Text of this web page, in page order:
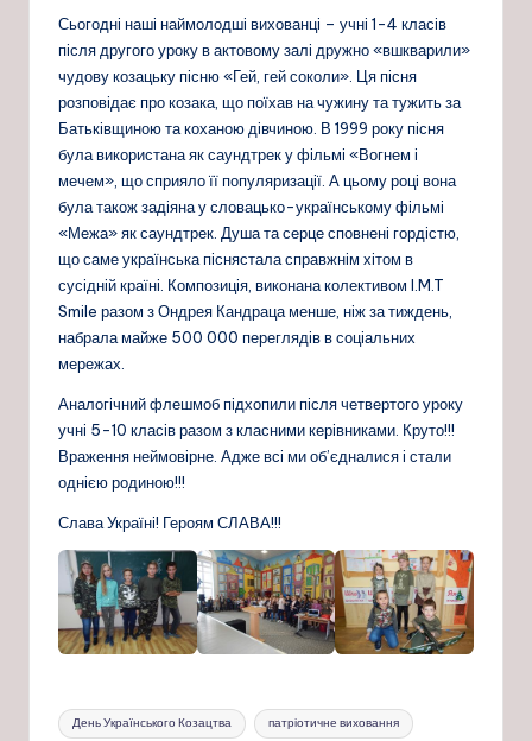
Сьогодні наші наймолодші вихованці – учні 1-4 класів
після другого уроку в актовому залі дружно «вшкварили»
чудову козацьку пісню «Гей, гей соколи». Ця пісня
розповідає про козака, що поїхав на чужину та тужить за
Батьківщиною та коханою дівчиною. В 1999 року пісня
була використана як саундтрек у фільмі «Вогнем і
мечем», що сприяло її популяризації. А цьому році вона
була також задіяна у словацько-українському фільмі
«Межа» як саундтрек. Душа та серце сповнені гордістю,
що саме українська піснястала справжнім хітом в
сусідній країні. Композиція, виконана колективом I.M.T
Smile разом з Ондрея Кандраца менше, ніж за тиждень,
набрала майже 500 000 переглядів в соціальних
мережах.
Аналогічний флешмоб підхопили після четвертого уроку
учні 5-10 класів разом з класними керівниками. Круто!!!
Враження неймовірне. Адже всі ми об’єдналися і стали
однією родиною!!!
Слава Україні! Героям СЛАВА!!!
Позначки:
День Українського Козацтва патріотичне виховання